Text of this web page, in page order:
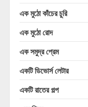
এক মুঠো কাঁচের চুরি
এক মুঠো রোদ
এক সমুদ্র প্রেম
একটি ডিভোর্স লেটার
একটি রাতের গল্প